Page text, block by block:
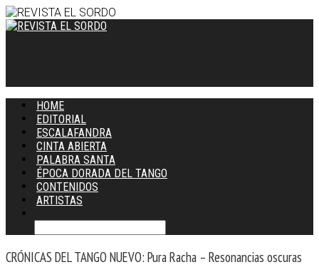
HOME
EDITORIAL
ESCALAFANDRA
CINTA ABIERTA
PALABRA SANTA
ÉPOCA DORADA DEL TANGO
CONTENIDOS
ARTISTAS
CRÓNICAS DEL TANGO NUEVO: Pura Racha – Resonancias oscuras